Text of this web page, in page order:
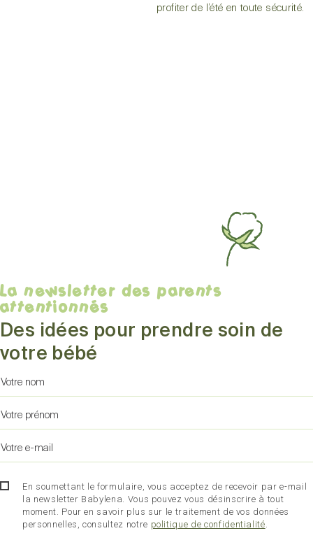
profiter de l’été en toute sécurité.
La newsletter des parents
attentionnés
Des idées pour prendre soin de
votre bébé
En soumettant le formulaire, vous acceptez de recevoir par e-mail
la newsletter Babylena. Vous pouvez vous désinscrire à tout
moment. Pour en savoir plus sur le traitement de vos données
personnelles, consultez notre politique de confidentialité.